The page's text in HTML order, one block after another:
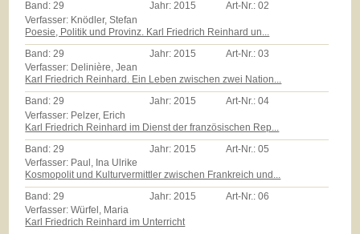
Band:29 Jahr:2015 Art-Nr.:02
Verfasser: Knödler, Stefan
Poesie, Politik und Provinz. Karl Friedrich Reinhard un...
Band:29 Jahr:2015 Art-Nr.:03
Verfasser: Delinière, Jean
Karl Friedrich Reinhard. Ein Leben zwischen zwei Nation...
Band:29 Jahr:2015 Art-Nr.:04
Verfasser: Pelzer, Erich
Karl Friedrich Reinhard im Dienst der französischen Rep...
Band: 29 Jahr: 2015 Art-Nr.:05
Verfasser: Paul, Ina Ulrike
Kosmopolit und Kulturvermittler zwischen Frankreich und...
Band:29 Jahr:2015 Art-Nr.:06
Verfasser: Würfel, Maria
Karl Friedrich Reinhard im Unterricht